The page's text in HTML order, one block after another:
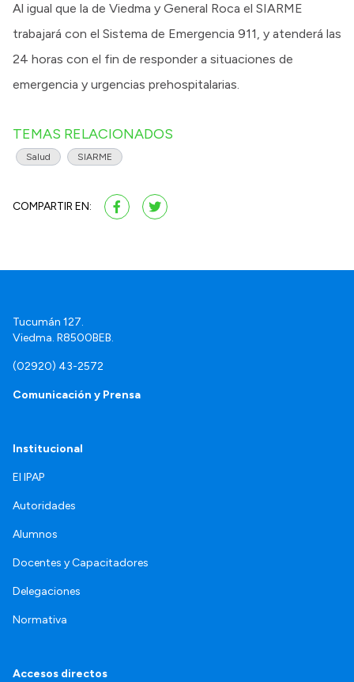
Al igual que la de Viedma y General Roca el SIARME
trabajará con el Sistema de Emergencia 911, y atenderá las
24 horas con el fin de responder a situaciones de
emergencia y urgencias prehospitalarias.
TEMAS RELACIONADOS
Salud SIARME
COMPARTIR EN:
Tucumán 127.
Viedma. R8500BEB.
(02920) 43-2572
Comunicación y Prensa
Institucional
El IPAP
Autoridades
Alumnos
Docentes y Capacitadores
Delegaciones
Normativa
Accesos directos